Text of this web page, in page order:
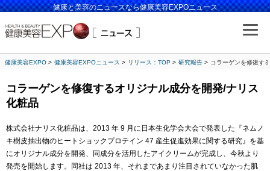
健康と美容のニュースなら健康美容EXPOニュース
健康美容EXPO 健康美容EXPOニュース リリース：TOP 研究報告 コラーゲンを修復す
コラーゲンを修復するオリジナル成分を開発/ナリス
化粧品
株式会社ナリス化粧品は、2013 年 9 月に日本生化学会大会で発表した『ネムノ
キ樹皮抽出物のヒートショックプロテイン 47 産生促進効果に関する研究』を基
にオリジナル成分を開発、同成分を活用したアイクリームが完成し、今秋より
発売を開始します。同社は 2013 年、それまであまり注目されていなかった肌